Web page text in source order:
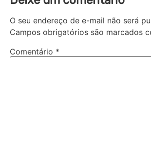
O seu endereço de e-mail não será
Campos obrigatórios são marcados
Comentário *